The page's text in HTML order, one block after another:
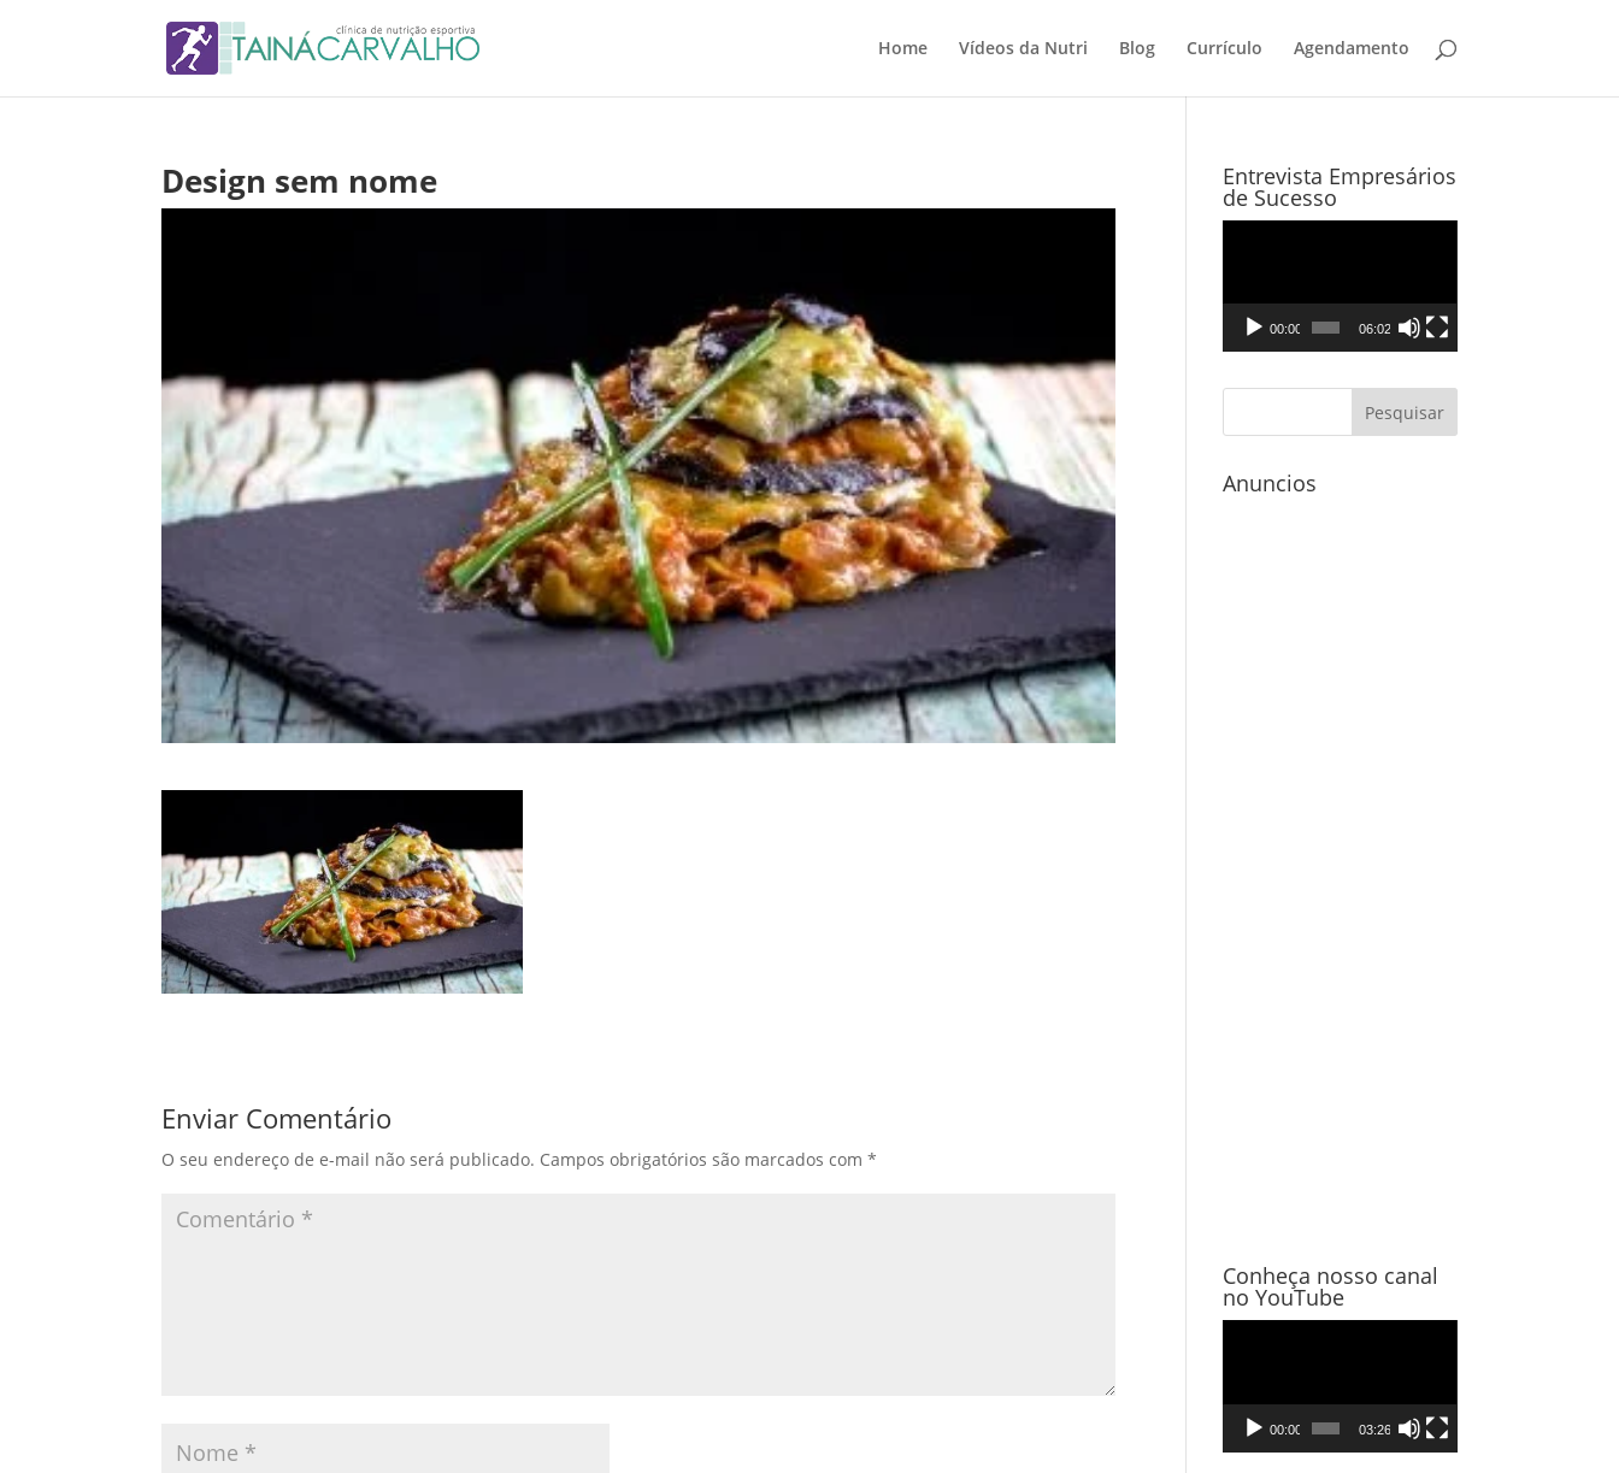
Home Vídeos da Nutri Blog Currículo Agendamento
Design sem nome
Enviar Comentário
O seu endereço de e-mail não será publicado. Campos obrigatórios são marcados com*
Entrevista Empresários
de Sucesso
vídeo
00:00 06:02
Anuncios
Conheça nosso canal
no YouTube
vídeo
00:00 03:26